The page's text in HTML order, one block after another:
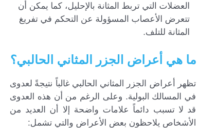
العضلات التي تربط المثانة بالإحليل، كما يمكن أن
تتعرض الأعصاب المسؤولة عن التحكم في تفريغ
المثانة للتلف.
ما هي أعراض الجزر المثاني الحالبي؟
تظهر أعراض الجزر المثاني الحالبي غالباً نتيجةً لعدوى
في المسالك البولية. وعلى الرغم من أن هذه العدوى
قد لا تسبب دائماً علامات واضحة إلا أن العديد من
الأشخاص يلاحظون بعض الأعراض والتي تشمل: